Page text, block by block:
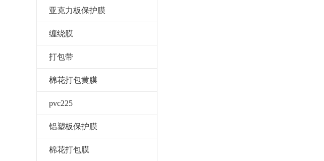
亚克力板保护膜
缠绕膜
打包带
棉花打包黄膜
pvc225
铝塑板保护膜
棉花打包膜